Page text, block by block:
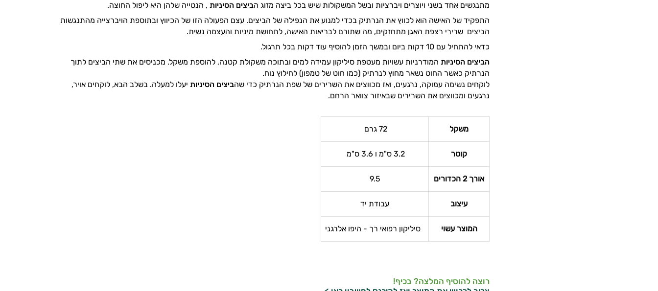
מתנגשים אחד בשני ויוצרים ויברציות ובשל המשקולות שיש בכל ביצה מזוג הביצים הסיניות , הנטייה שלהן היא ליפול החוצה.
התפקיד של האישה הוא לכווץ את הנרתיק בכדי למנוע את הנפילה של הביצים. עצם הפעולה הזו של הכיווץ ובתוספת הויברצייה מהתנגשות
הביצים שרירי רצפת האגן מתחזקים, מה שתורם לבריאות האישה, לתחושת מיניות והעצמה נשית.
כדאי להתחיל עם 10 דקות ביום ובמשך הזמן להוסיף עוד דקות בכל תרגול.
הביצים הסיניות המודרניות עשויות מעטפת סיליקון עמידה למים ובתוכה משקולת קטנה, להוספת משקל. מכניסים את שתי הביצים לתוך
הנרתיק כאשר החוט נשאר מחוץ לנרתיק (כמו חוט של טמפון) לחילוץ נוח.
לוקחים נשימה עמוקה, נרגעים, ואז מכווצים את השרירים של שפת הנרתיק כדי שהביצים הסיניות יעלו למעלה. בשלב הבא, לוקחים אויר,
נרגעים ומכווצים את השרירים שבאיזור צוואר הרחם.
משקל 72 גרם
קוטר 3.2 ס"מ ו 3.6 ס"מ
אורך 2 הכדורים 9.5
עיצוב עבודת יד
המוצר עשוי סיליקון רפואי רך - היפו אלרגני
רוצה להוסיף המלצה? בכיף!